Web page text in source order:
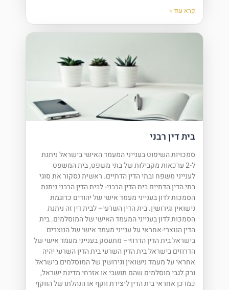
קרא עוד »
בית דין רבני
סמכויות השיפוט בענייני המעמד האישי בישראל ניתנת
ל-2 ערכאות מקבילות של בתי משפט, בית המשפט
לענייני משפח ובתי הדין הדתיים. ראשית נסקור את סוגי
בתי הדין הדתיים בית הדין הרבני- לבית הדין הרבני ניתנת
הסמכות לדון בענייני מעמד אישי של יהודים כדוגמת
נישואין וגירושין. בית הדין השרעי– לבית דין זה ניתנת
הסמכות לדון בענייני המעמד האישי של המוסלמים. בית
הדין הנוצרי-אחראי על ענייני מעמד אישי של הנוצרים
בישראל בית הדין הדרוזי– מתעסק בענייני מעמד אישי של
הדרוזים בישראל בית הדין השרעי בית הדין השרעי יהיה
אחראי על מעמד נישואין וגירושין של המוסלמים בישראל
ורק לגבי מוסלמים שהם תושבי או אזרחי מדינת ישראל,
כמו כן אחראי בית הדין ליצירת ווקף או הנהלתו של הווקף